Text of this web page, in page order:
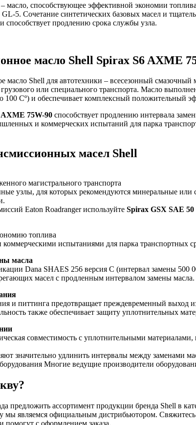
– масло, способствующее эффективной экономии
5. Сочетание синтетических базовых масел и
способствует продлению срока службы узла.
масло Shell Spirax S6 AXME
масло Shell для автотехники – всесезонный
или специального транспорта. Масло
100 Сº) и обеспечивает комплексный положительный
AXME 75W-90 способствует продлению интервала
и коммерческих испытаний для парка
масел Shell
магистрального транспорта
узлы, для которых рекомендуются минеральные
Eaton Roadranger используйте Spirax GSX SAE 50
топлива
испытаниями для парка транспортных
масла
Dana SHAES 256 версия С (интервал замены
масел с продленным интервалом замены масла.
и питтинга предотвращает преждевременный выход
также обеспечивает защиту уплотнительных
совместимость с уплотнительными
значительно удлинить интервалы между заменами
Многие ведущие производители
ассортимент продукции бренда Shell в
мы являемся официальным дистрибьютором.
помогут с оформлением заказа.